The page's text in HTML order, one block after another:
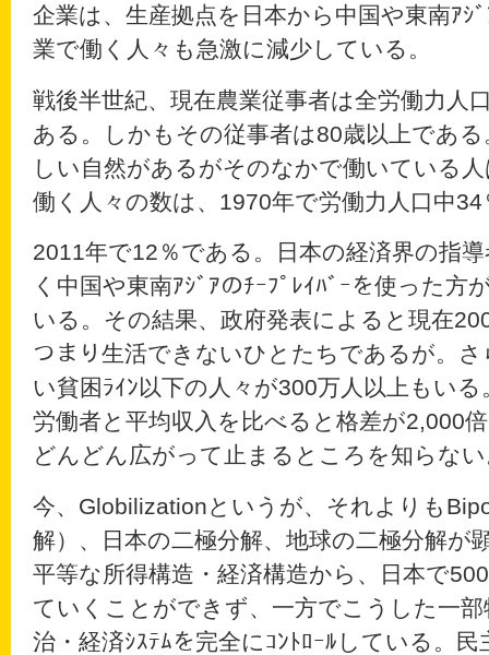
企業は、生産拠点を日本から中国や東南ｱｼ
業で働く人々も急激に減少している。
戦後半世紀、現在農業従事者は全労働力人
ある。しかもその従事者は80歳以上である
しい自然があるがそのなかで働いている
働く人々の数は、1970年で労働力人口中
2011年で12％である。日本の経済界の指
く中国や東南ｱｼﾞｱのﾁｰﾌﾟﾚｲﾊﾞｰを使った方
いる。その結果、政府発表によると現在
つまり生活できないひとたちであるが。
い貧困ﾗｲﾝ以下の人々が300万人以上もい
労働者と平均収入を比べると格差が2,000
どんどん広がって止まるところを知らな
今、Globilizationというが、それよりも
解）、日本の二極分解、地球の二極分解が
平等な所得構造・経済構造から、日本で
ていくことができず、一方でこうした一
治・経済ｼｽﾃﾑを完全にｺﾝﾄﾛｰﾙしている。